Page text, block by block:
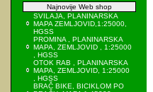
Najnovije Web shop
SVILAJA, PLANINARSKA
MAPA ZEMLJOVID,1:25000,
HGSS
PROMINA , PLANINARSKA
MAPA, ZEMLJOVID , 1:25000
, HGSS
OTOK RAB , PLANINARSKA
MAPA, ZEMLJOVID, 1:25000
, HGSS
BRAČ BIKE, BICIKLOM PO